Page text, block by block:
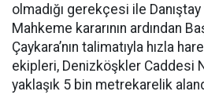
olmadığı gerekçesi ile Danıştay
Mahkeme kararının ardından
Çaykara’nın talimatıyla hızla
ekipleri, Denizköşkler Caddesi
yaklaşık 5 bin metrekarelik